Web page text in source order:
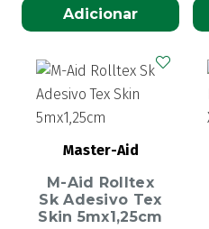
Adicionar
Master-Aid
M-Aid Rolltex
Sk Adesivo Tex
Skin 5mx1,25cm